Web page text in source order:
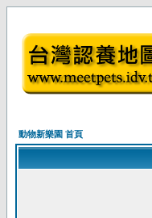
動物新樂園 首頁